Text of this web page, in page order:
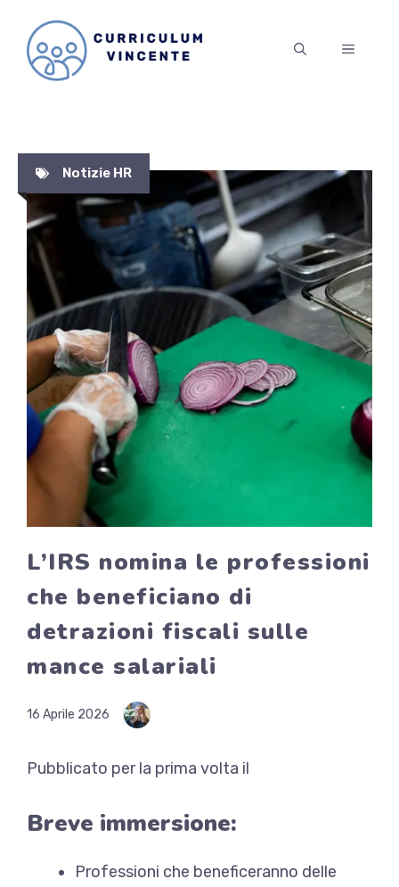
contenuto
MENU
Notizie HR
L’IRS nomina le professioni
che beneficiano di
detrazioni fiscali sulle
mance salariali
16 Aprile 2026
Pubblicato per la prima volta il
Breve immersione:
Professioni che beneficeranno delle